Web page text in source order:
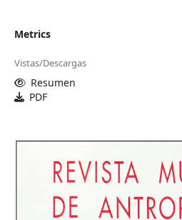
Metrics
Vistas/Descargas
Resumen
PDF